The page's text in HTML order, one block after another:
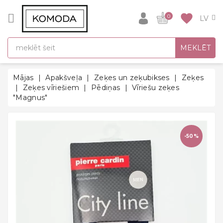
CATEGORY
DĀVANU
IDEJAS
SUPER
SALE!
favorite
0
MEKLĒT
Mājas Apakšveļa Zeķes un zeķubikses
Zeķes
Zeķes vīriešiem
Pēdiņas
Vīriešu zeķes
"Magnus"
-50%